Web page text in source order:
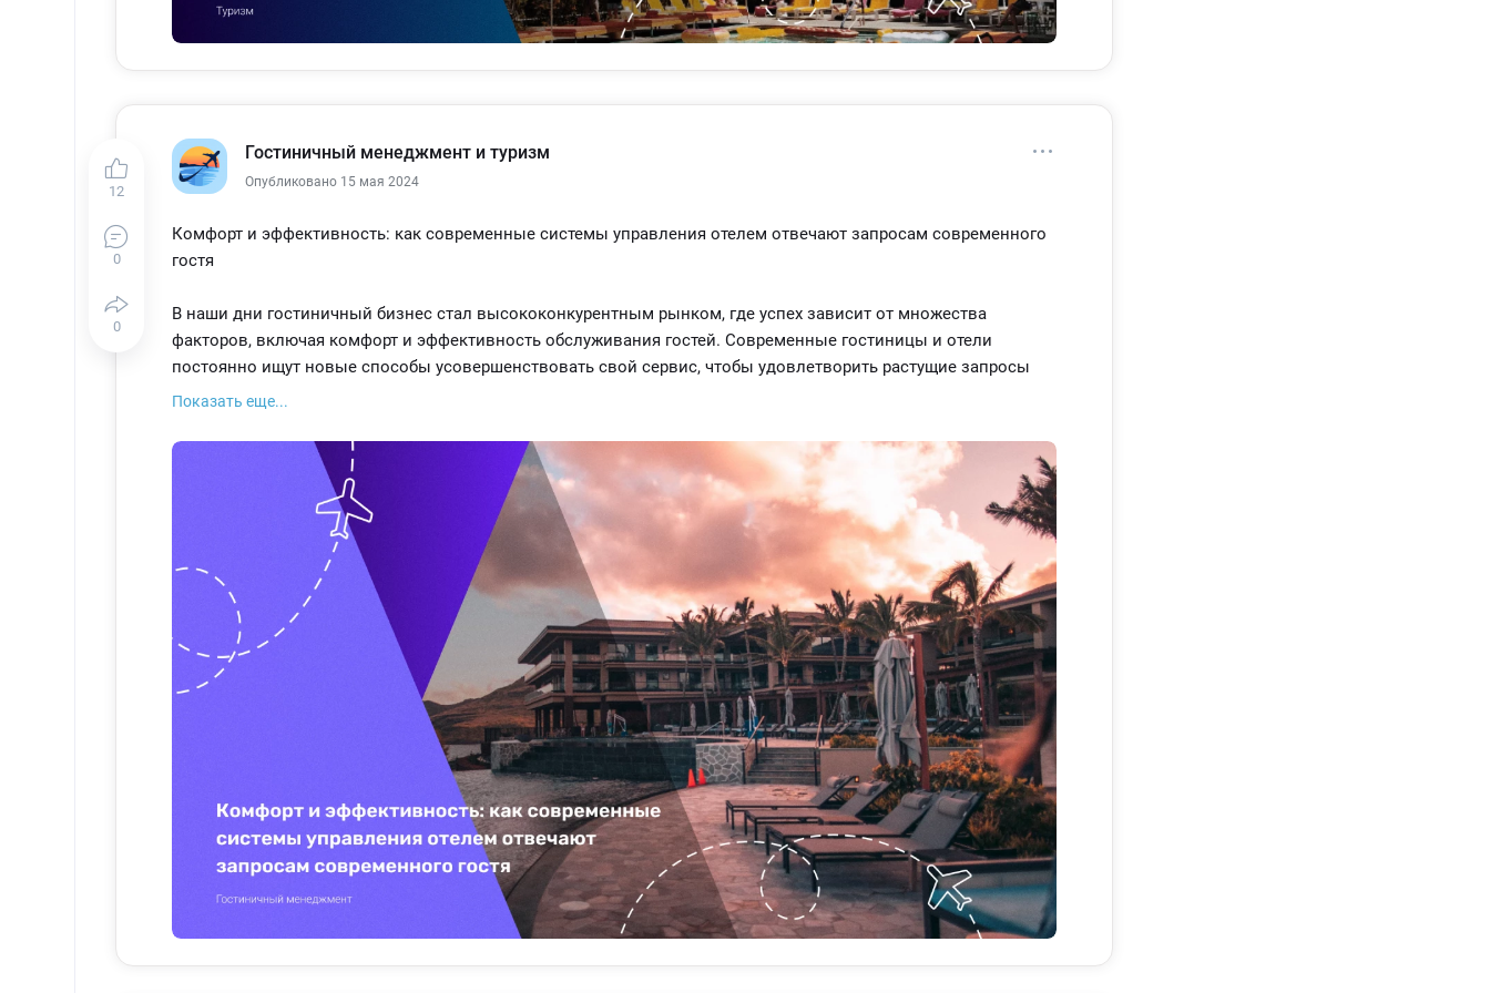
Эти шаги помогут сократить время и усилия, повысить точность операций и улучшить качество
12
0
0
Гостиничный менеджмент и туризм
Опубликовано 15 мая 2024
Комфорт и эффективность: как современные системы управления отелем отвечают запросам современного
гостя
В наши дни гостиничный бизнес стал высококонкурентным рынком, где успех зависит от множества
факторов, включая комфорт и эффективность обслуживания гостей. Современные гостиницы и отели
постоянно ищут новые способы усовершенствовать свой сервис, чтобы удовлетворить растущие запросы
современного гостя.
Оптимизация операций
Одним из ключевых преимуществ PMS является ее способность оптимизировать различные операции в
отеле. От бронирования номеров до учета гостей, управления запасами и финансового контроля, PMS
автоматизирует эти процессы, освобождая ценное время для персонала, чтобы он мог сосредоточиться на
предоставлении исключительных впечатлений гостям. Такая автоматизация не только повышает
эффективность, но и снижает риск возникновения ошибок и несоответствий.
Интеграция с внешними сервисами
Еще одним важным преимуществом PMS является ее интеграция с внешними службами. Это позволяет
отелям более эффективно управлять своей деятельностью. Например, интеграция со сторонними сервисами,
такими как платформы онлайн-бронирования, системы распределения номеров и поставщики продуктов
питания и напитков, может помочь отелям оптимизировать свои потоки доходов и повысить
Клиентоориентированный подход
Хорошо продуманная система управления недвижимостью (PMS) может легко интегрироваться с другими
важными гостиничными сервисами, такими как платформы онлайн-бронирования, программы лояльности и
сторонние поставщики. Эта интеграция улучшает качество обслуживания гостей, обеспечивая плавный и
удобный процесс бронирования, персонализированные предложения и доступ к дополнительным удобствам
Показать еще...